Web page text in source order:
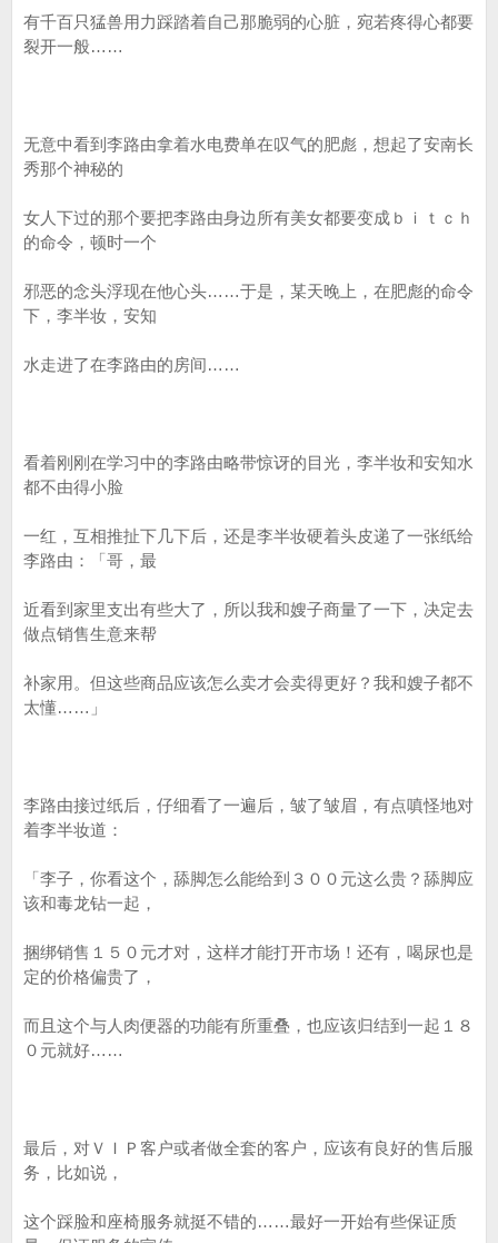
有千百只猛兽用力踩踏着自己那脆弱的心脏，宛若疼得心都要
裂开一般……
无意中看到李路由拿着水电费单在叹气的肥彪，想起了安南长
秀那个神秘的
女人下过的那个要把李路由身边所有美女都要变成ｂｉｔｃｈ
的命令，顿时一个
邪恶的念头浮现在他心头……于是，某天晚上，在肥彪的命令
下，李半妆，安知
水走进了在李路由的房间……
看着刚刚在学习中的李路由略带惊讶的目光，李半妆和安知水
都不由得小脸
一红，互相推扯下几下后，还是李半妆硬着头皮递了一张纸给
李路由：「哥，最
近看到家里支出有些大了，所以我和嫂子商量了一下，决定去
做点销售生意来帮
补家用。但这些商品应该怎么卖才会卖得更好？我和嫂子都不
太懂……」
李路由接过纸后，仔细看了一遍后，皱了皱眉，有点嗔怪地对
着李半妆道：
「李子，你看这个，舔脚怎么能给到３００元这么贵？舔脚应
该和毒龙钻一起，
捆绑销售１５０元才对，这样才能打开市场！还有，喝尿也是
定的价格偏贵了，
而且这个与人肉便器的功能有所重叠，也应该归结到一起１８
０元就好……
最后，对ＶＩＰ客户或者做全套的客户，应该有良好的售后服
务，比如说，
这个踩脸和座椅服务就挺不错的……最好一开始有些保证质